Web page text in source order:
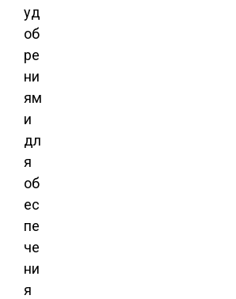
уд
об
ре
ни
ям
и
дл
я
об
ес
пе
че
ни
я